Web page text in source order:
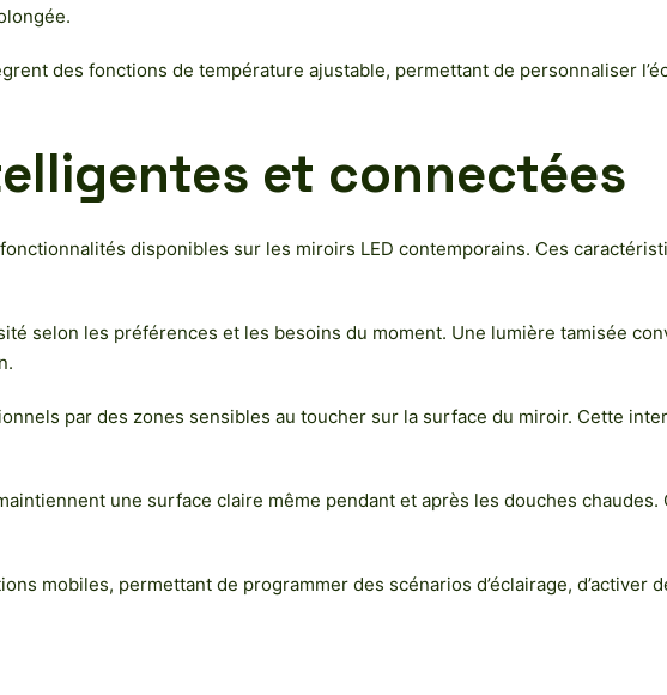
des fonctions de température ajustable, permettant de personnaliser
et connectées
disponibles sur les miroirs LED contemporains. Ces
selon les préférences et les besoins du moment. Une lumière tamisée
par des zones sensibles au toucher sur la surface du miroir. Cette
une surface claire même pendant et après les douches
mobiles, permettant de programmer des scénarios d’éclairage, d’activer